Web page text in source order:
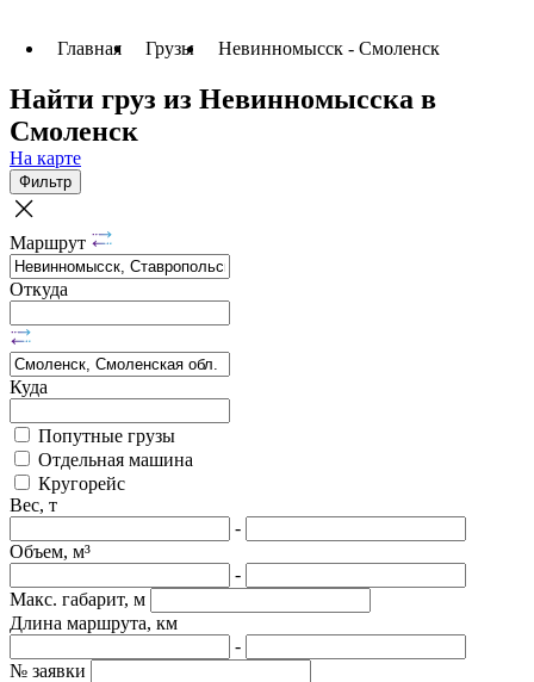
Главная Грузы Невинномысск - Смоленск
Найти груз из Невинномысска в
Смоленск
На карте
Фильтр
Маршрут
Откуда
Куда
Попутные грузы
Отдельная машина
Кругорейс
Вес, т
-
Объем, м³
-
Макс. габарит, м
Длина маршрута, км
-
№ заявки